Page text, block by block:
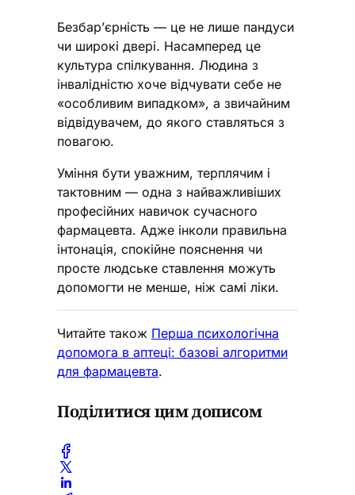
Безбар’єрність — це не лише пандуси
чи широкі двері. Насамперед це
культура спілкування. Людина з
інвалідністю хоче відчувати себе не
«особливим випадком», а звичайним
відвідувачем, до якого ставляться з
повагою.
Уміння бути уважним, терплячим і
тактовним — одна з найважливіших
професійних навичок сучасного
фармацевта. Адже інколи правильна
інтонація, спокійне пояснення чи
просте людське ставлення можуть
допомогти не менше, ніж самі ліки.
Читайте також Перша психологічна
допомога в аптеці: базові алгоритми
для фармацевта.
Поділитися цим дописом